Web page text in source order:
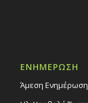
ΕΝΗΜΕΡΩΣΗ
Άμεση